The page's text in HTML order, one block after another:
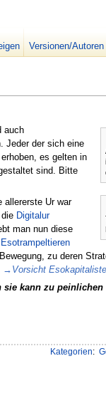
auch
Jeder der sich eine
es gelten in
sind. Bitte
allererste Ur war
Digitalur
man nun diese
Esotrampeltieren
zu deren
→ Vorsicht
sie kann zu peinlichen
Kategorien:
Versionen/Autoren